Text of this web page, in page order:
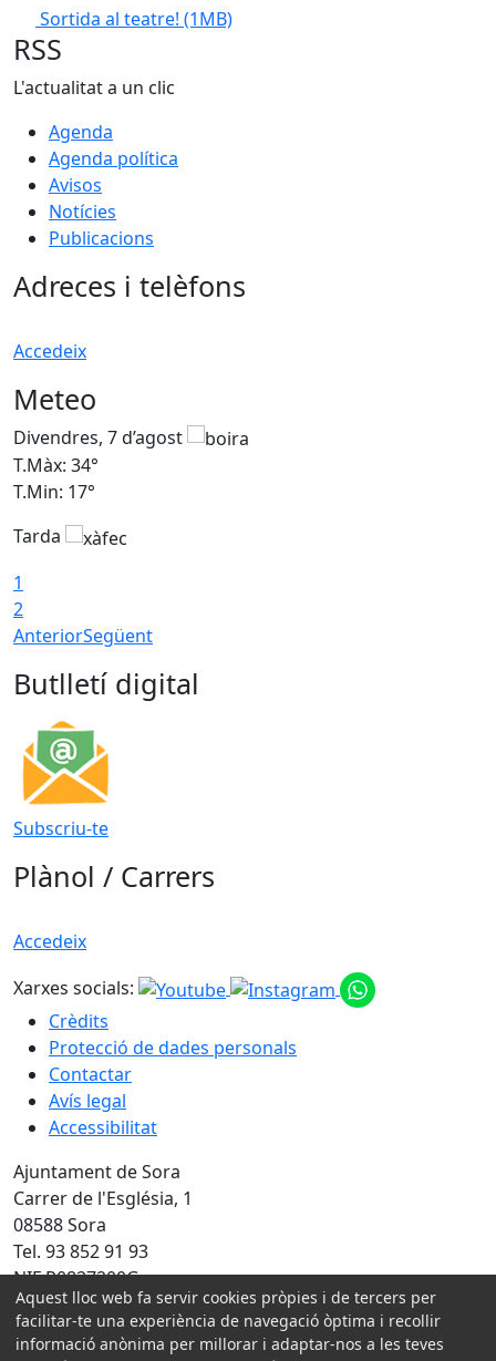
Sortida al teatre! (1MB)
RSS
L'actualitat a un clic
Agenda
Agenda política
Avisos
Notícies
Publicacions
Adreces i telèfons
Accedeix
Meteo
Divendres, 7 d’agost
T.Màx: 34°
T.Min: 17°
Tarda
1
2
AnteriorSegüent
Butlletí digital
Subscriu-te
Plànol / Carrers
Accedeix
Xarxes socials:
Crèdits
Protecció de dades personals
Contactar
Avís legal
Accessibilitat
Ajuntament de Sora
Carrer de l'Església, 1
08588 Sora
Tel. 93 852 91 93
NIF P0827200G
Amb la col·laboració de:
Aquest lloc web fa servir cookies pròpies i de tercers per
facilitar-te una experiència de navegació òptima i recollir
informació anònima per millorar i adaptar-nos a les teves